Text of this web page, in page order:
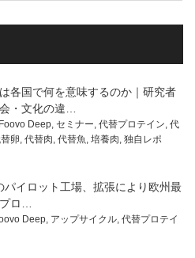
各国で何を意味するのか｜研究者
・文化の違…
Foovo Deep セミナー 代替プロテイン 代
卵 代替肉 代替魚 培養肉 独自レポ
パイロット工場、拡張により欧州最
ロ…
Deep アップサイクル 代替プロテイ